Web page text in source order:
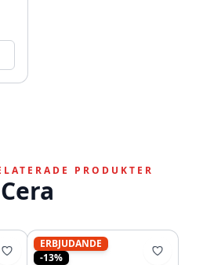
PRODUKTER
Cera
ERBJUDANDE
-13%